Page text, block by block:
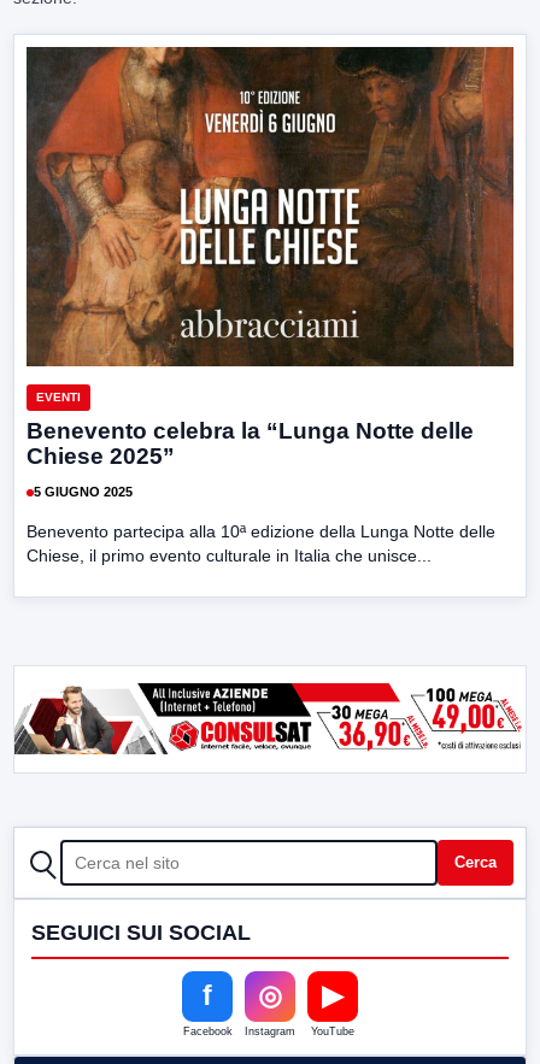
EVENTI
Benevento celebra la “Lunga Notte delle
Chiese 2025”
5 GIUGNO 2025
Benevento partecipa alla 10ª edizione della Lunga Notte delle
Chiese, il primo evento culturale in Italia che unisce...
CERCA Cerca
SEGUICI SUI SOCIAL
f
Facebook
◎
Instagram
▶
YouTube